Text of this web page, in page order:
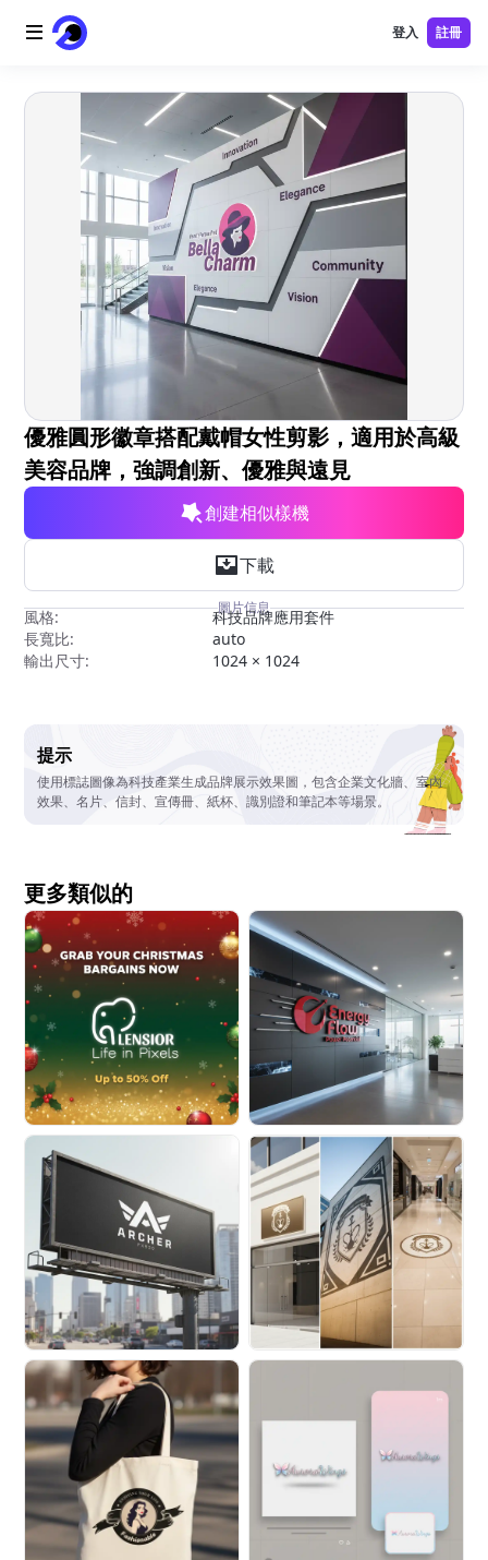
首頁
免費工具
登入 註冊
優雅圓形徽章搭配戴帽女性剪影，適用於高級
美容品牌，強調創新、優雅與遠見
創建相似樣機
下載
圖片信息
風格:
科技品牌應用套件
長寬比:
auto
輸出尺寸:
1024 × 1024
提示
使用標誌圖像為科技產業生成品牌展示效果圖，包含企業文化牆、室內
效果、名片、信封、宣傳冊、紙杯、識別證和筆記本等場景。
更多類似的